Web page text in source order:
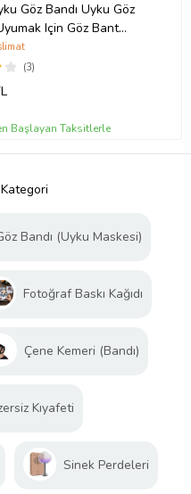
Göz Bandı Uyku Göz
Için Göz Bant
(3)
Başlayan Taksitlerle
Bandı (Uyku Maskesi)
Fotoğraf Baskı Kağıdı
Çene Kemeri (Bandı)
Kıyafeti
Sinek Perdeleri